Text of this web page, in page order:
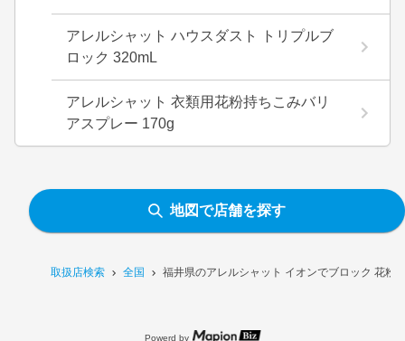
取扱店検索 全国 福井県のアレルシャット イオンでブロック 花粉
アレルシャット ハウスダスト トリプルブ
ロック 320mL
アレルシャット 衣類用花粉持ちこみバリ
アスプレー 170g
地図で店舗を探す
Powerd by